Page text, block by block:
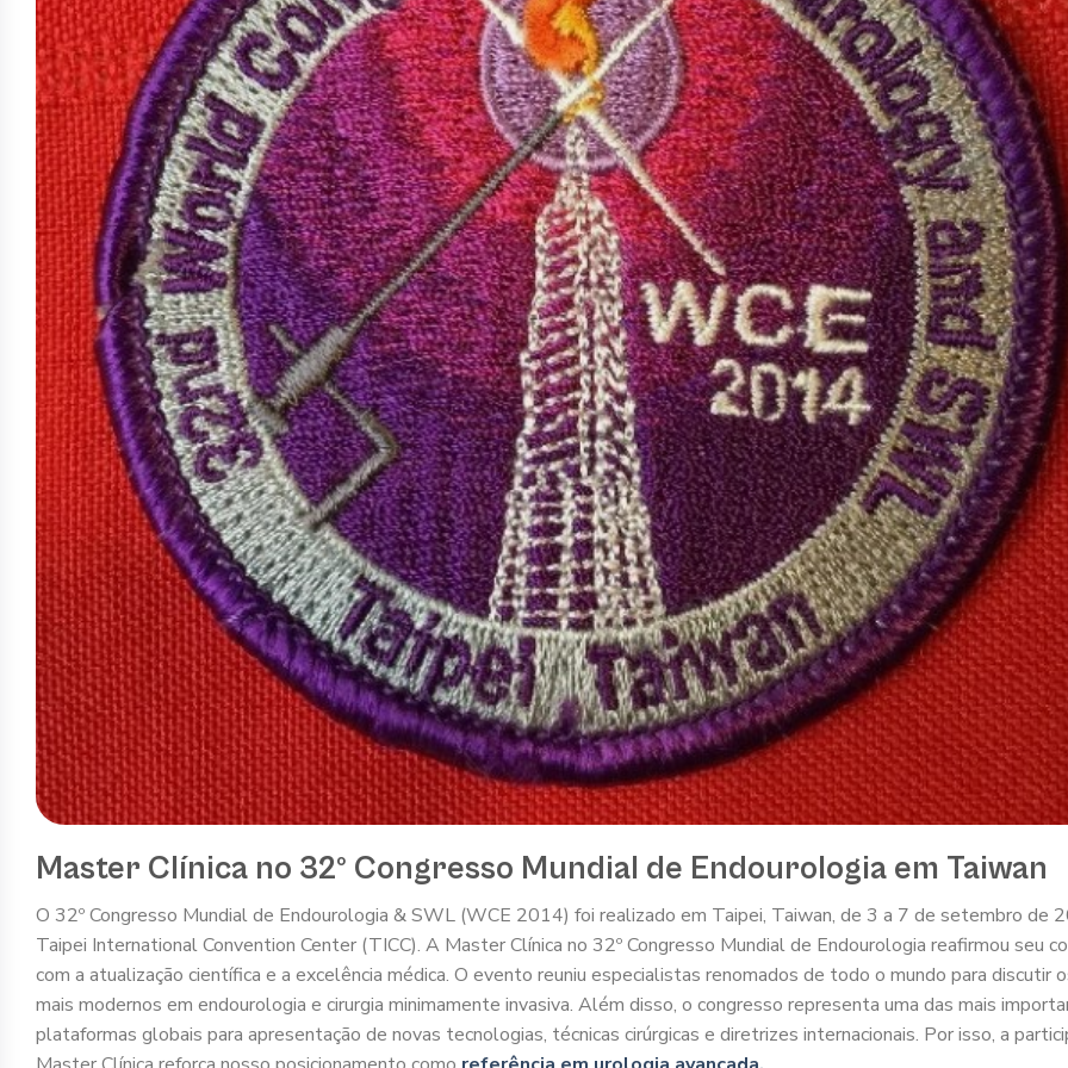
Master Clínica no 32º Congresso Mundial de Endourologia em Taiwan
O 32º Congresso Mundial de Endourologia & SWL (WCE 2014) foi realizado em Taipei, Taiwan, de 3 a 7 de setembro de
Taipei International Convention Center (TICC). A Master Clínica no 32º Congresso Mundial de Endourologia reafirmou seu
com a atualização científica e a excelência médica. O evento reuniu especialistas renomados de todo o mundo para discutir
mais modernos em endourologia e cirurgia minimamente invasiva. Além disso, o congresso representa uma das mais
plataformas globais para apresentação de novas tecnologias, técnicas cirúrgicas e diretrizes internacionais. Por isso, a